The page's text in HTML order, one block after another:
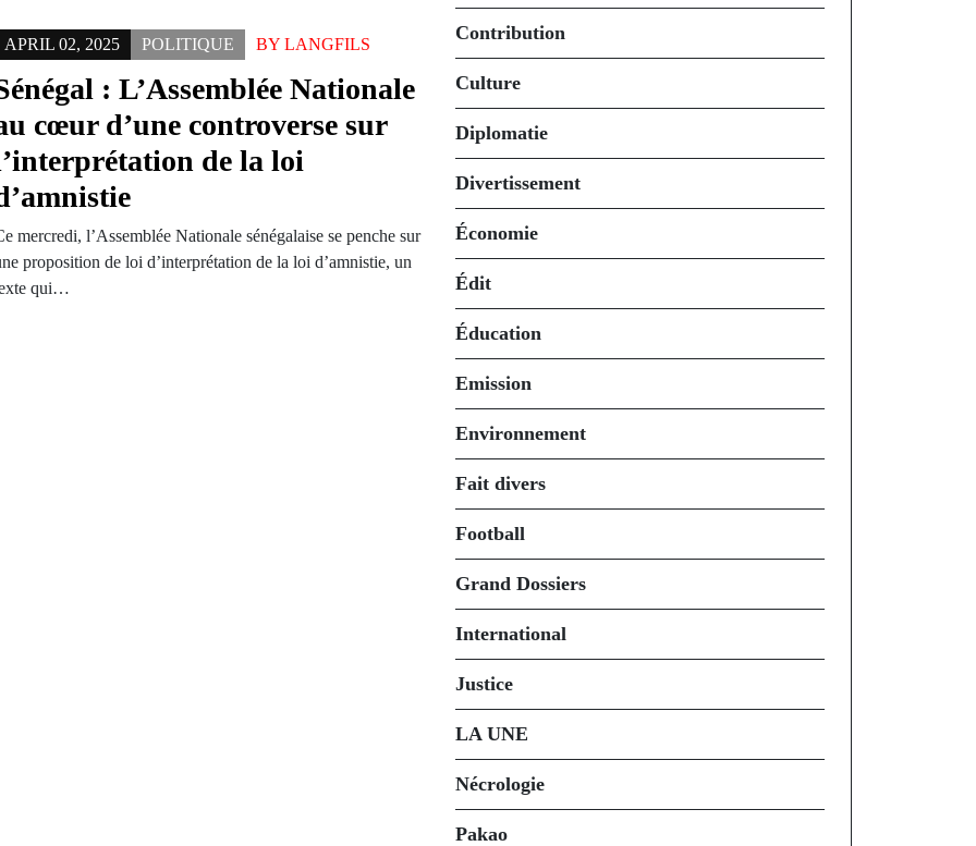
APRIL 02, 2025 POLITIQUE BY LANGFILS
: L’Assemblée Nationale
cœur d’une controverse sur
de la loi
mercredi, l’Assemblée Nationale sénégalaise se penche sur
proposition de loi d’interprétation de la loi d’amnistie, un
qui…
Contribution
Culture
Diplomatie
Divertissement
Économie
Édit
Éducation
Emission
Environnement
Fait divers
Football
Grand Dossiers
International
Justice
LA UNE
Nécrologie
Pakao